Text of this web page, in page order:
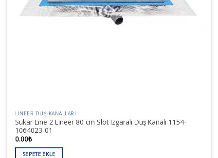
LINEER DUŞ KANALLARI
Sukar Line 2 Lineer 80 cm Slot Izgaralı Duş Kanalı 1154-
1064023-01
0.00₺
SEPETE EKLE